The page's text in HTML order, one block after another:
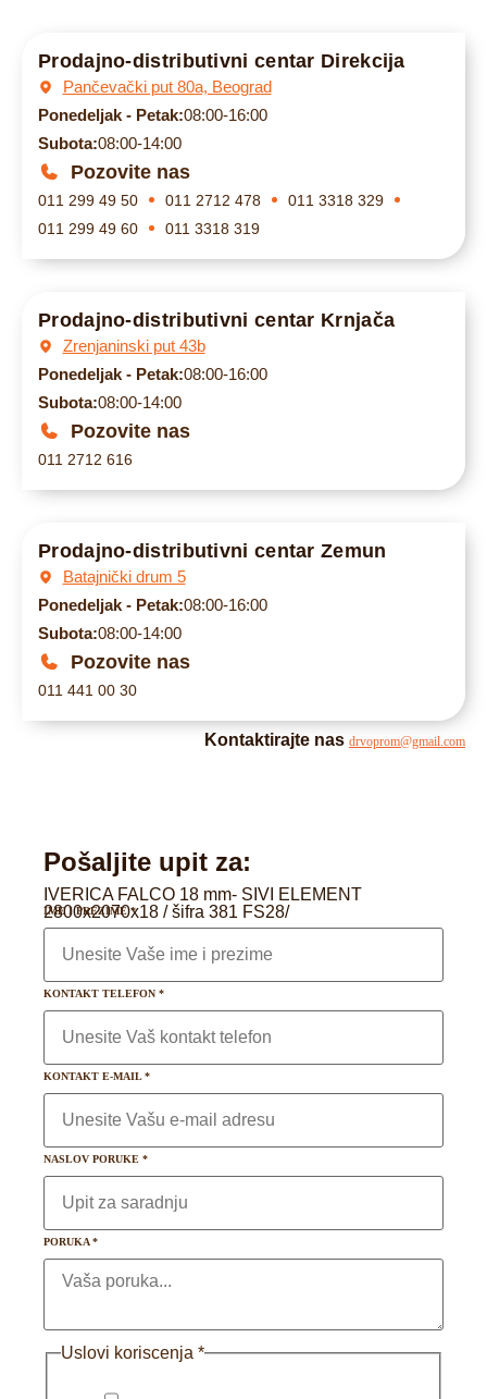
Prodajno-distributivni centar Direkcija
Pančevački put 80a, Beograd
Ponedeljak - Petak:08:00-16:00
Subota:08:00-14:00
Pozovite nas
011 299 49 50 011 2712 478
011 3318 329
011 299 49 60
011 3318 319
Prodajno-distributivni centar Krnjača
Zrenjaninski put 43b
Ponedeljak - Petak:08:00-16:00
Subota:08:00-14:00
Pozovite nas
011 2712 616
Prodajno-distributivni centar Zemun
Batajnički drum 5
Ponedeljak - Petak:08:00-16:00
Subota:08:00-14:00
Pozovite nas
011 441 00 30
Kontaktirajte nas drvoprom@gmail.com
Pošaljite upit za:
IVERICA FALCO 18 mm- SIVI ELEMENT
2800x2070x18 / šifra 381 FS28/
IME I PREZIME*
KONTAKT TELEFON *
KONTAKT E-MAIL*
NASLOV PORUKE *
PORUKA*
Uslovi koriscenja *